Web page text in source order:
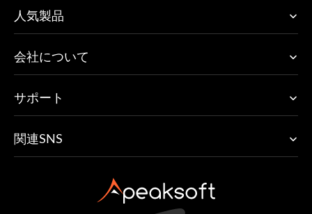
人気製品
会社について
サポート
関連SNS